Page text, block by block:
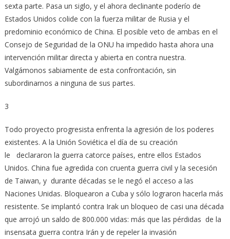
sexta parte. Pasa un siglo, y el ahora declinante poderío de
Estados Unidos colide con la fuerza militar de Rusia y el
predominio económico de China. El posible veto de ambas en el
Consejo de Seguridad de la ONU ha impedido hasta ahora una
intervención militar directa y abierta en contra nuestra.
Valgámonos sabiamente de esta confrontación, sin
subordinarnos a ninguna de sus partes.
3
Todo proyecto progresista enfrenta la agresión de los poderes
existentes. A la Unión Soviética el día de su creación
le declararon la guerra catorce países, entre ellos Estados
Unidos. China fue agredida con cruenta guerra civil y la secesión
de Taiwan, y durante décadas se le negó el acceso a las
Naciones Unidas. Bloquearon a Cuba y sólo lograron hacerla más
resistente. Se implantó contra Irak un bloqueo de casi una década
que arrojó un saldo de 800.000 vidas: más que las pérdidas de la
insensata guerra contra Irán y de repeler la invasión